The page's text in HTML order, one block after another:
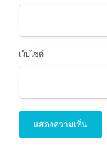
เว็บไซต์